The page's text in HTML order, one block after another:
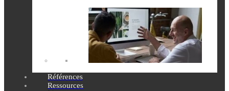
Références
Ressources